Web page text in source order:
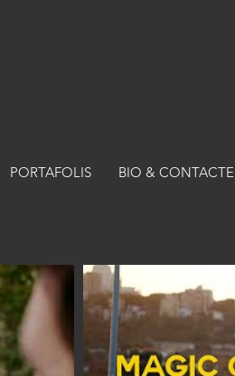
PORTAFOLIS BIO & CONTACTE